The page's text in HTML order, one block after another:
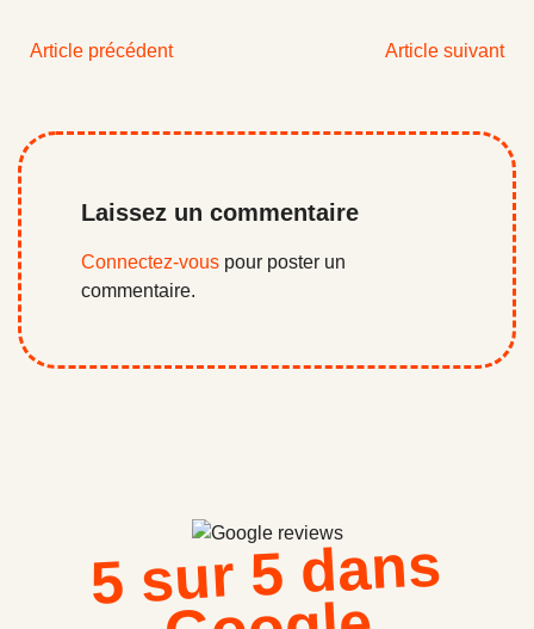
Article précédent Article suivant
Laissez un commentaire
Connectez-vous pour poster un
commentaire.
5 sur 5 dans